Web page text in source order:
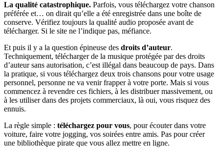
La qualité catastrophique. Parfois, vous téléchargez votre chanson
préférée et… on dirait qu’elle a été enregistrée dans une boîte de
conserve. Vérifiez toujours la qualité audio proposée avant de
télécharger. Si le site ne l’indique pas, méfiance.
Et puis il y a la question épineuse des droits d’auteur.
Techniquement, télécharger de la musique protégée par des droits
d’auteur sans autorisation, c’est illégal dans beaucoup de pays. Dans
la pratique, si vous téléchargez deux trois chansons pour votre usage
personnel, personne ne va venir frapper à votre porte. Mais si vous
commencez à revendre ces fichiers, à les distribuer massivement, ou
à les utiliser dans des projets commerciaux, là oui, vous risquez des
ennuis.
La règle simple : téléchargez pour vous, pour écouter dans votre
voiture, faire votre jogging, vos soirées entre amis. Pas pour créer
une bibliothèque pirate que vous allez mettre en ligne.